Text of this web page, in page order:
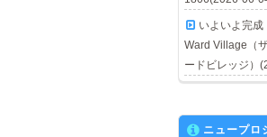
いよいよ完成
Ward Village（
ードビレッジ）
ニュープロ